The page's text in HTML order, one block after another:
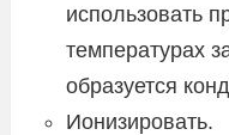
использовать
температурах
образуется
Ионизировать.